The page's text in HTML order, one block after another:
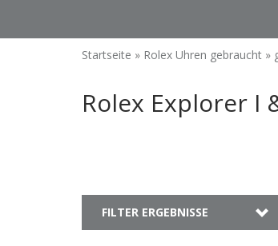
Startseite » Rolex Uhren gebraucht »
Rolex Explorer I
FILTER ERGEBNISSE